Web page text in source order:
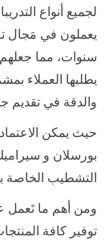
لجميع أنواع
يعملون في مَجال
سنوات، مما
يطلبها العملاء
والدقة في
حيث يمكن
بورسلان و
التشطيب الخاصة
ومن أهم ما
توفير كافة